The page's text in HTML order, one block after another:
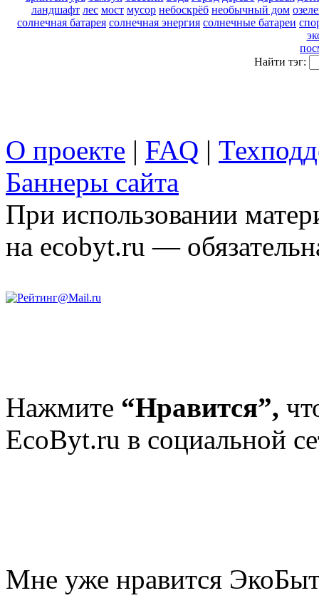
ландшафт лес мост мусор небоскрёб необычный дом
солнечная батарея солнечная энергия солнечные батареи
Найти тэг:
О проекте | FAQ |
Баннеры сайта
При использовании
на ecobyt.ru —
Нажмите “Нравится”,
EcoByt.ru в социальной
Мне уже нравится